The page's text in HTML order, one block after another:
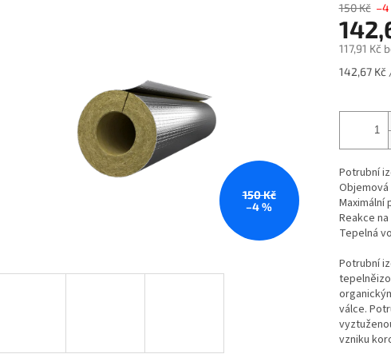
150 Kč
–4 %
150 Kč –4
117,91 Kč
Měrná
142,67 Kč
Potrubní
Maximální
Reakce
Tepelná
Potrubní
válce.
vzniku